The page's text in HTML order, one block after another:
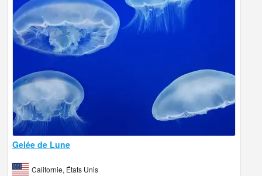
Gelée de Lune
Californie, États Unis